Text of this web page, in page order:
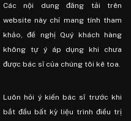
Các nội dung đăng tải trên
website này chỉ mang tính tham
khảo, đề nghị Quý khách hàng
không tự ý áp dụng khi chưa
được bác sĩ của chúng tôi kê toa.
Luôn hỏi ý kiến ​​bác sĩ trước khi
bắt đầu bất kỳ liệu trình điều trị